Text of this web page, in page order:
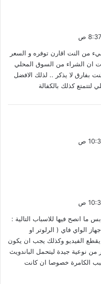
من النت اقارن توفره و السعر
ان الشراء من السوق المحلي
بفارق لا يذكر .. لذلك الافضل
كذلك بالكفالة
ما انصح فيها للاسباب التالية :
الواي فاي ( الرلوتر او
الفيديو وكذلك يجب ان يكون
من نوعية جيدة ليتحمل الباندويث
متواصل 24/7 بسبب الكامرة خصوصا ان كانت